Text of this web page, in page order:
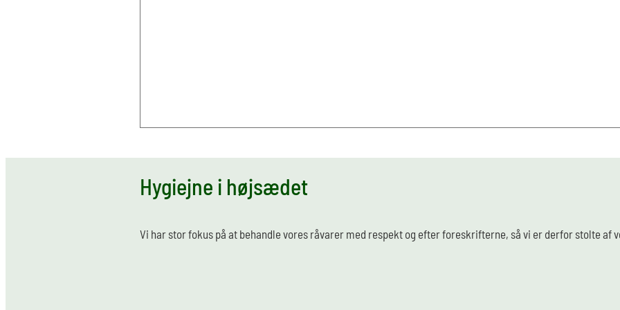
Hygiejne i højsædet
Vi har stor fokus på at behandle vores råvarer med respekt og efter foreskrifterne, så vi er derfor stolte af